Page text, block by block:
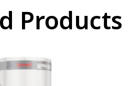
Products